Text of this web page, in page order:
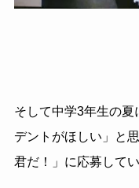
そして中学3年生の
デントがほしい」と
君だ！」に応募してい